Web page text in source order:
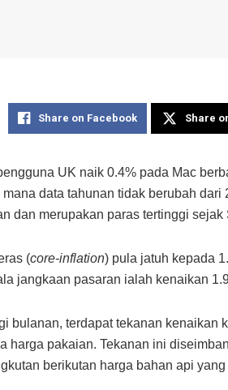
Share on Facebook Share
UK naik 0.4% pada Mac
mana data tahunan tidak berubah
dan merupakan paras tertinggi sejak
(core-inflation) pula jatuh kepada
jangkaan pasaran ialah kenaikan
bulanan, terdapat tekanan kenaikan
harga pakaian. Tekanan ini
berikutan harga bahan api yang